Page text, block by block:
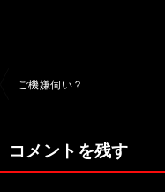
ビ
ご機嫌伺い？
コメントを残す